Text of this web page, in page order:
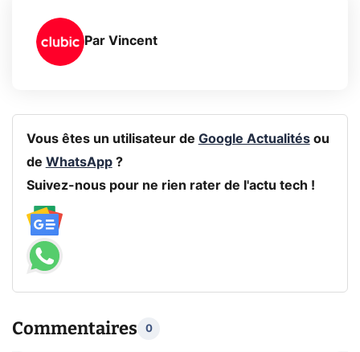
Par Vincent
Vous êtes un utilisateur de Google Actualitésou
de WhatsApp?
Suivez-nous pour ne rien rater de l'actu tech !
Commentaires 0